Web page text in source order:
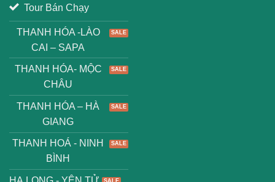
Tour Bán Chạy
THANH HÓA -LÀO
CAI – SAPA
THANH HÓA- MỘC
CHÂU
THANH HÓA – HÀ
GIANG
THANH HOÁ - NINH
BÌNH